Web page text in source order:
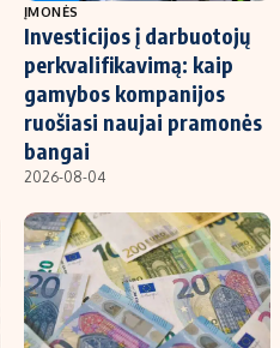
ĮMONĖS
Investicijos į darbuotojų
perkvalifikavimą: kaip
gamybos kompanijos
ruošiasi naujai pramonės
bangai
2026-08-04